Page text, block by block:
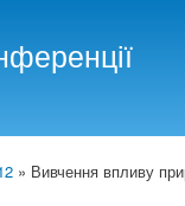
» Вивчення впливу